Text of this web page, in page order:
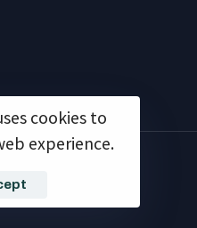
cookies to
experience.